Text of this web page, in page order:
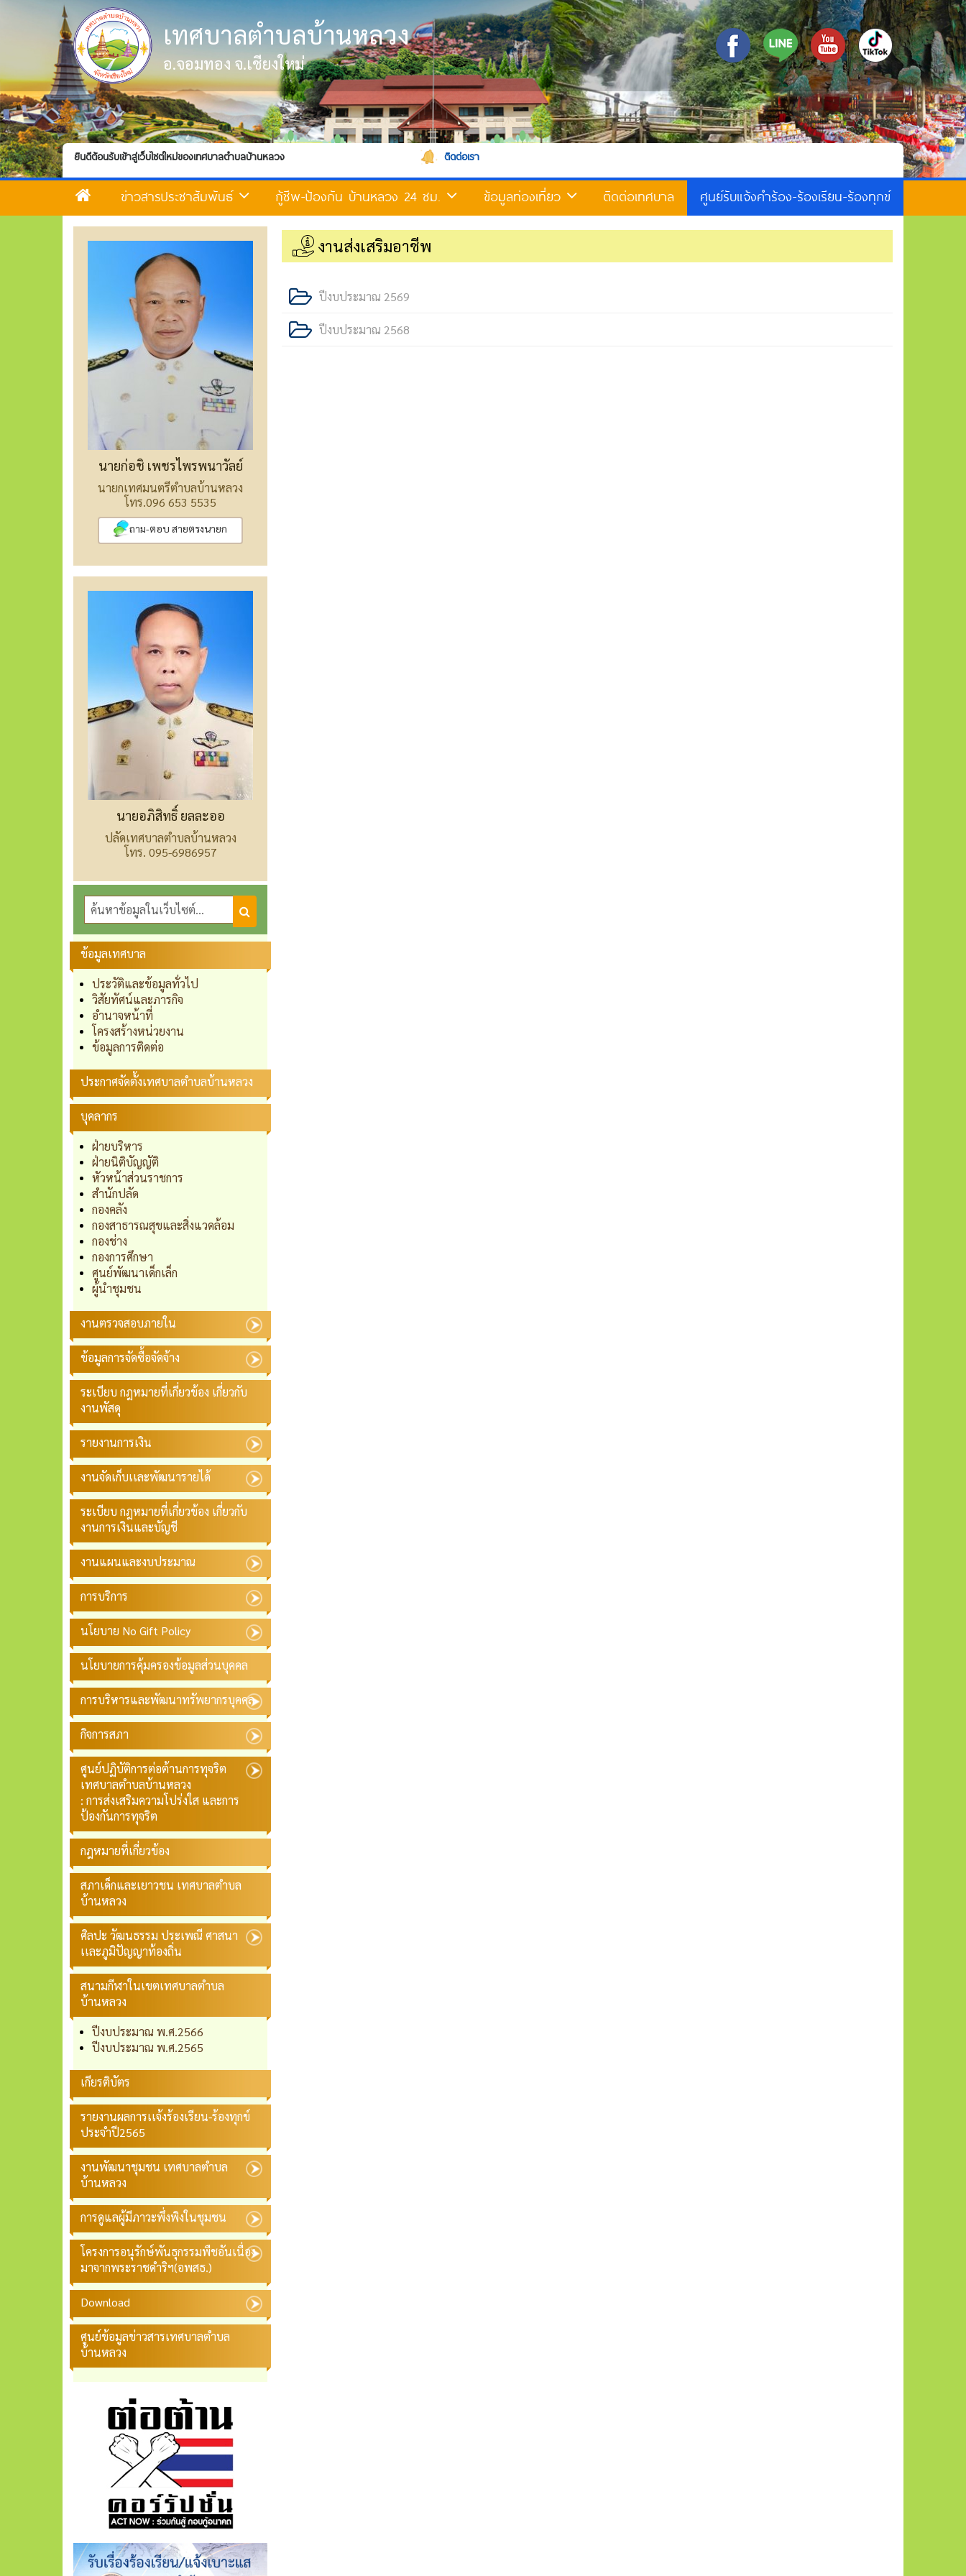
เทศบาลตำบลบ้านหลวง
อ.จอมทอง จ.เชียงใหม่
ยินดีต้อนรับเข้าสู่เว็บไซต์ใหม่ของเทศบาลตำบลบ้านหลวง
ข่าวสารประชาสัมพันธ์ กู้ชีพ-ป้องกัน บ้านหลวง 24 ชม. ข้อมูลท่องเที่ยว ติดต่อเทศบาล ศูนย์รับแจ้งคำร้อง-ร้องเรียน-ร้องทุกข์
นายก่อชิ เพชรไพรพนาวัลย์
นายกเทศมนตรีตำบลบ้านหลวง
โทร.096 653 5535
ถาม-ตอบ สายตรงนายก
นายอภิสิทธิ์ ยลละออ
ปลัดเทศบาลตำบลบ้านหลวง
โทร. 095-6986957
ข้อมูลเทศบาล
ประวัติและข้อมูลทั่วไป
วิสัยทัศน์และภารกิจ
อำนาจหน้าที่
โครงสร้างหน่วยงาน
ข้อมูลการติดต่อ
ประกาศจัดตั้งเทศบาลตำบลบ้านหลวง
บุคลากร
ฝ่ายบริหาร
ฝ่ายนิติบัญญัติ
หัวหน้าส่วนราชการ
สำนักปลัด
กองคลัง
กองสาธารณสุขและสิ่งแวดล้อม
กองช่าง
กองการศึกษา
ศูนย์พัฒนาเด็กเล็ก
ผู้นำชุมชน
งานตรวจสอบภายใน
ข้อมูลการจัดซื้อจัดจ้าง
ระเบียบ กฎหมายที่เกี่ยวข้อง เกี่ยวกับ
งานพัสดุ
รายงานการเงิน
งานจัดเก็บเเละพัฒนารายได้
ระเบียบ กฎหมายที่เกี่ยวข้อง เกี่ยวกับ
งานการเงินและบัญชี
งานแผนและงบประมาณ
การบริการ
นโยบาย No Gift Policy
นโยบายการคุ้มครองข้อมูลส่วนบุคคล
การบริหารและพัฒนาทรัพยากรบุคคล
กิจการสภา
ศูนย์ปฏิบัติการต่อต้านการทุจริต
เทศบาลตำบลบ้านหลวง
: การส่งเสริมความโปร่งใส และการ
ป้องกันการทุจริต
กฎหมายที่เกี่ยวข้อง
สภาเด็กและเยาวชน เทศบาลตำบล
บ้านหลวง
ศิลปะ วัฒนธรรม ประเพณี ศาสนา
เเละภูมิปัญญาท้องถิ่น
สนามกีฬาในเขตเทศบาลตำบล
บ้านหลวง
ปีงบประมาณ พ.ศ.2566
ปีงบประมาณ พ.ศ.2565
เกียรติบัตร
รายงานผลการเเจ้งร้องเรียน-ร้องทุกข์
ประจำปี2565
งานพัฒนาชุมชน เทศบาลตำบล
บ้านหลวง
การดูแลผู้มีภาวะพึ่งพิงในชุมชน
โครงการอนุรักษ์พันธุกรรมพืชอันเนื่อง
มาจากพระราชดำริฯ(อพสธ.)
Download
ศูนย์ข้อมูลข่าวสารเทศบาลตำบล
บ้านหลวง
งานส่งเสริมอาชีพ
ปีงบประมาณ 2569
ปีงบประมาณ 2568